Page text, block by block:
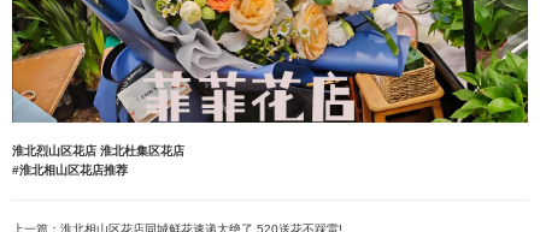
淮北烈山区花店 淮北杜集区花店
#淮北相山区花店推荐
上一篇： 淮北相山区花店同城鲜花速递太绝了,520送花不踩雷!